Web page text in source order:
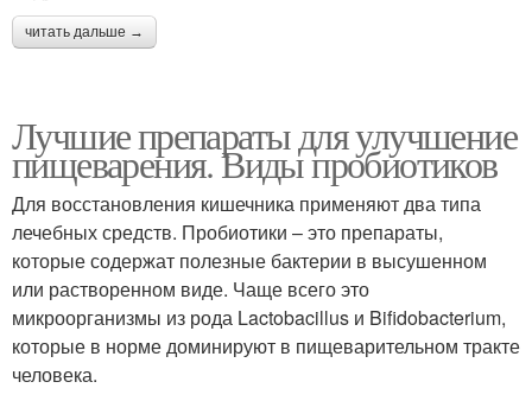
читать дальше →
Лучшие препараты для улучшение
пищеварения. Виды пробиотиков
Для восстановления кишечника применяют два типа
лечебных средств. Пробиотики – это препараты,
которые содержат полезные бактерии в высушенном
или растворенном виде. Чаще всего это
микроорганизмы из рода Lactobacillus и Bifidobacterium,
которые в норме доминируют в пищеварительном тракте
человека.